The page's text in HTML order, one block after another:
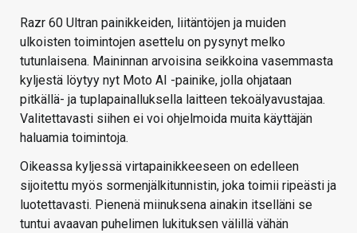
Razr 60 Ultran painikkeiden, liitäntöjen ja muiden
ulkoisten toimintojen asettelu on pysynyt melko
tutunlaisena. Maininnan arvoisina seikkoina vasemmasta
kyljestä löytyy nyt Moto AI -painike, jolla ohjataan
pitkällä- ja tuplapainalluksella laitteen tekoälyavustajaa.
Valitettavasti siihen ei voi ohjelmoida muita käyttäjän
haluamia toimintoja.
Oikeassa kyljessä virtapainikkeeseen on edelleen
sijoitettu myös sormenjälkitunnistin, joka toimii ripeästi ja
luotettavasti. Pienenä miinuksena ainakin itselläni se
tuntui avaavan puhelimen lukituksen välillä vähän